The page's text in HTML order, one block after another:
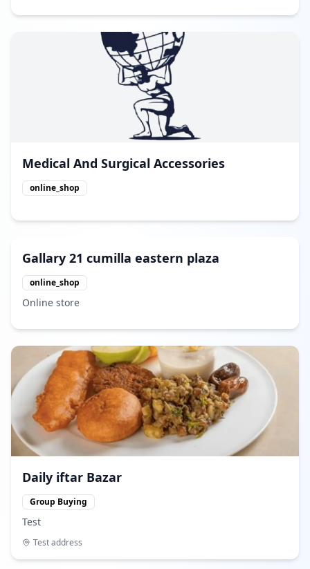
Medical And Surgical Accessories
online_shop
Gallary 21 cumilla eastern plaza
online_shop
Online store
Daily iftar Bazar
Group Buying
Test
Test address